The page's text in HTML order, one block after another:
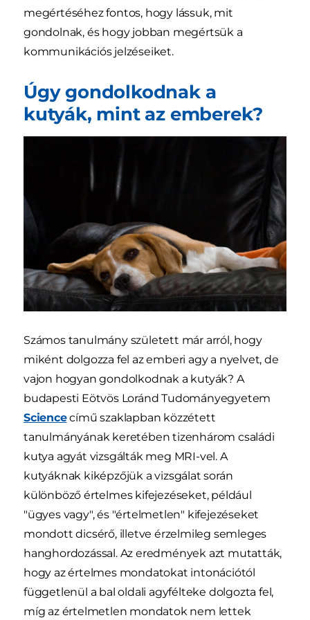
megértéséhez fontos, hogy lássuk, mit
gondolnak, és hogy jobban megértsük a
kommunikációs jelzéseiket.
Úgy gondolkodnak a
kutyák, mint az emberek?
Számos tanulmány született már arról, hogy
miként dolgozza fel az emberi agy a nyelvet, de
vajon hogyan gondolkodnak a kutyák? A
budapesti Eötvös Loránd Tudományegyetem
Sciencecímű szaklapban közzétett
tanulmányának keretében tizenhárom családi
kutya agyát vizsgálták meg MRI-vel. A
kutyáknak kiképzőjük a vizsgálat során
különböző értelmes kifejezéseket, például
"ügyes vagy", és "értelmetlen" kifejezéseket
mondott dicsérő, illetve érzelmileg semleges
hanghordozással. Az eredmények azt mutatták,
hogy az értelmes mondatokat intonációtól
függetlenül a bal oldali agyfélteke dolgozta fel,
míg az értelmetlen mondatok nem lettek